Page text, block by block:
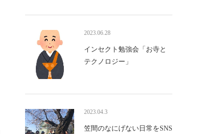
2023.06.28
インセクト勉強会「お寺と
テクノロジー」
2023.04.3
笠間のなにげない日常をSNS